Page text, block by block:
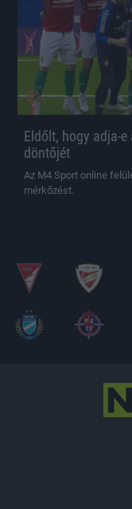
Eldőlt, hogy adja-
döntőjét
Az M4 Sport online
mérkőzést.